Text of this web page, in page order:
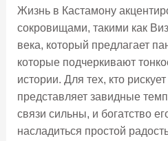
Жизнь в Кастамону
сокровищами, такими как
века, который предлагает
которые подчеркивают
истории. Для тех, кто
представляет завидные
связи сильны, и богатство
насладиться простой